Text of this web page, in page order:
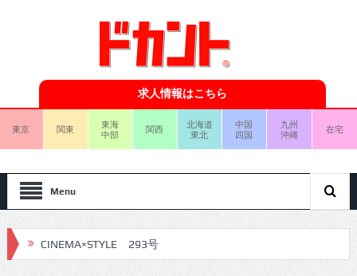
求人情報はこちら
東京 関東
東海
中部
関西
北海道
東北
中国
四国
九州
沖縄
在宅
Menu
CINEMA×STYLE 293号